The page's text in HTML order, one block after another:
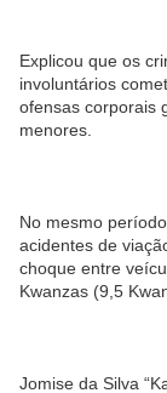
Explicou que os
involuntários
ofensas corporais
menores.
No mesmo
acidentes de
choque entre
Kwanzas (9,5
Jomise da Silva